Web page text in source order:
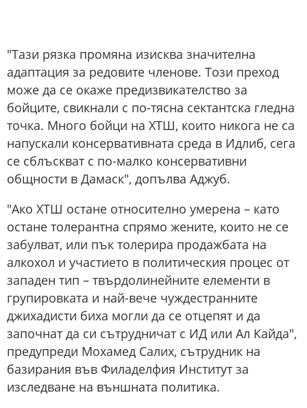
"Тази рязка промяна изисква значителна
адаптация за редовите членове. Този преход
може да се окаже предизвикателство за
бойците, свикнали с по-тясна сектантска гледна
точка. Много бойци на ХТШ, които никога не са
напускали консервативната среда в Идлиб, сега
се сблъскват с по-малко консервативни
общности в Дамаск", допълва Аджуб.
"Ако ХТШ остане относително умерена – като
остане толерантна спрямо жените, които не се
забулват, или пък толерира продажбата на
алкохол и участието в политическия процес от
западен тип – твърдолинейните елементи в
групировката и най-вече чуждестранните
джихадисти биха могли да се отцепят и да
започнат да си сътрудничат с ИД или Ал Кайда",
предупреди Мохамед Салих, сътрудник на
базирания във Филаделфия Институт за
изследване на външната политика.